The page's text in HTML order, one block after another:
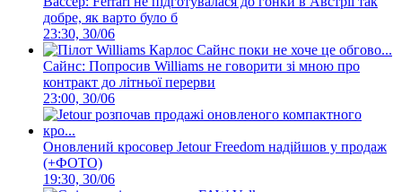
добре, як варто було б
23:30, 30/06
Сайнс: Попросив Williams не говорити зі мною про
контракт до літньої перерви
23:00, 30/06
Оновлений кросовер Jetour Freedom надійшов у продаж
(+ФОТО)
19:30, 30/06